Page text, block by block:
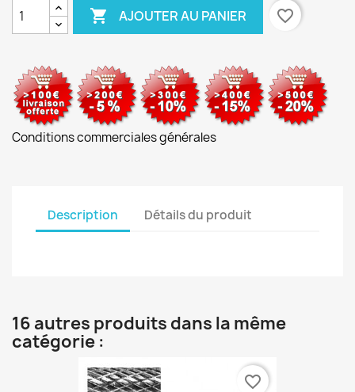
 AJOUTER AU PANIER favorite_border
Conditions commerciales générales
Description Détails du produit
16 autres produits dans la même
catégorie :
favorite_border